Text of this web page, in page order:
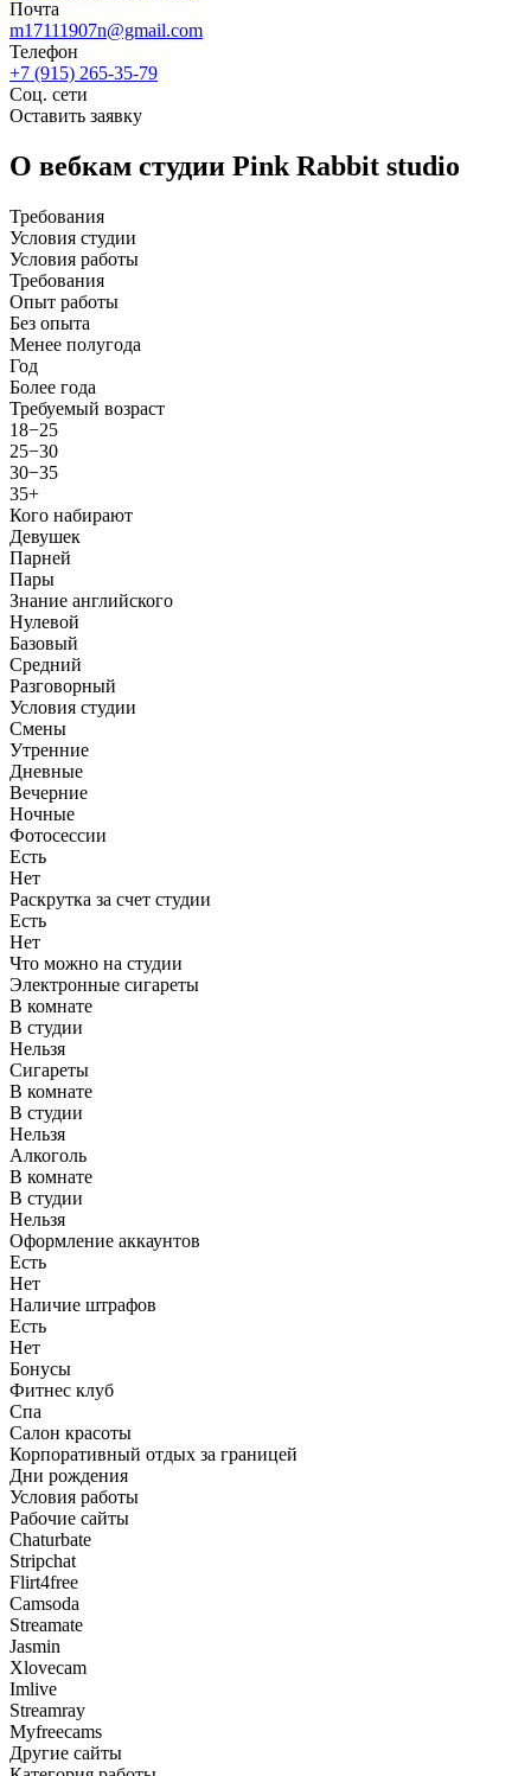
Почта
m17111907n@gmail.com
Телефон
+7 (915) 265-35-79
Соц. сети
Оставить заявку
О вебкам студии Pink Rabbit studio
Требования
Условия студии
Условия работы
Требования
Опыт работы
Без опыта
Менее полугода
Год
Более года
Требуемый возраст
18−25
25−30
30−35
35+
Кого набирают
Девушек
Парней
Пары
Знание английского
Нулевой
Базовый
Средний
Разговорный
Условия студии
Смены
Утренние
Дневные
Вечерние
Ночные
Фотосессии
Есть
Нет
Раскрутка за счет студии
Есть
Нет
Что можно на студии
Электронные сигареты
В комнате
В студии
Нельзя
Сигареты
В комнате
В студии
Нельзя
Алкоголь
В комнате
В студии
Нельзя
Оформление аккаунтов
Есть
Нет
Наличие штрафов
Есть
Нет
Бонусы
Фитнес клуб
Спа
Салон красоты
Корпоративный отдых за границей
Дни рождения
Условия работы
Рабочие сайты
Chaturbate
Stripchat
Flirt4free
Camsoda
Streamate
Jasmin
Xlovecam
Imlive
Streamray
Myfreecams
Другие сайты